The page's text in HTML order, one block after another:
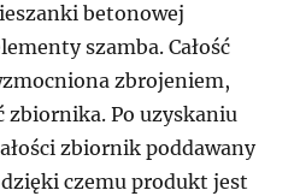
betonowej
szamba. Całość
zbrojeniem,
zbiornika. Po uzyskaniu
zbiornik poddawany
czemu produkt jest